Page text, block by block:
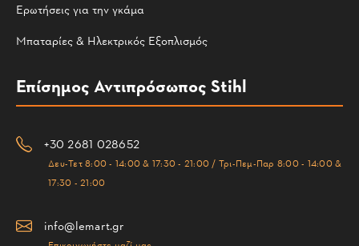
Ερωτήσεις για την γκάμα
Μπαταρίες & Ηλεκτρικός Εξοπλισμός
Επίσημος Αντιπρόσωπος Stihl
+30 2681 028652
Δευ-Τετ 8:00 - 14:00 & 17:30 - 21:00 / Τρι-Πεμ-Παρ 8:00 - 14:00 &
17:30 - 21:00
info@lemart.gr